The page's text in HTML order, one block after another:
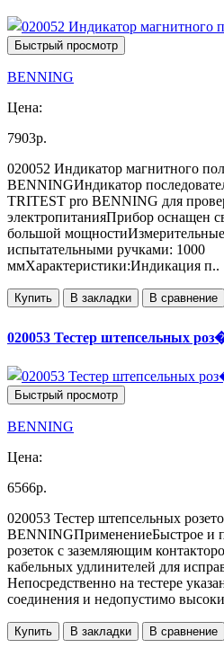
Быстрый просмотр
BENNING
Цена:
7903р.
020052 Индикатор магнитного
BENNINGИндикатор
TRITEST pro BENNING для
электропитанияПрибор оснащен
большой
испытательными ручками: 1000
ммХарактеристики:Индикация п..
Купить В закладки В сравнение
020053 Тестер штепсельных
Быстрый просмотр
BENNING
Цена:
6566р.
020053 Тестер штепсельных
BENNINGПрименениеБыстрое и
розеток с заземляющим
кабельных удлинителей для
Непосредственно на тестере
соединения и недопустимо
Купить В закладки В сравнение